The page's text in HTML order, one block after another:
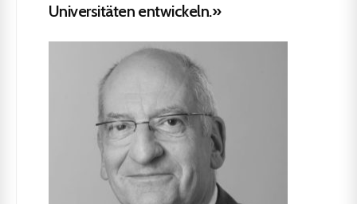
Universitäten entwickeln.»